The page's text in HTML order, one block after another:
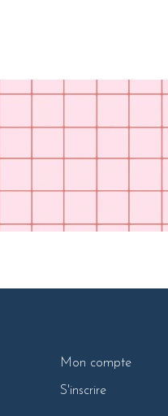
Mon compte
S'inscrire